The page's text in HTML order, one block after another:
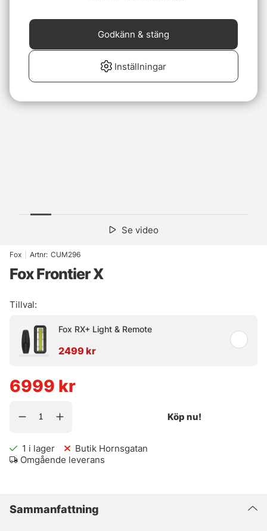
Se video
Fox Artnr: CUM296
Fox Frontier X
Tillval:
Fox RX+ Light & Remote
2499 kr
6999 kr
Köp nu!
1 i lager
Butik Hornsgatan
Omgående leverans
Sammanfattning
Inställningar
Godkänn & stäng